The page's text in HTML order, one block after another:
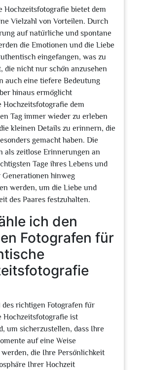
Hochzeitsfotografie bietet dem
Vielzahl von Vorteilen. Durch
auf natürliche und spontane
die Emotionen und die Liebe
eingefangen, was zu
die nicht nur schön anzusehen
auch eine tiefere Bedeutung
hinaus ermöglicht
Hochzeitsfotografie dem
Tag immer wieder zu erleben
kleinen Details zu erinnern, die
gemacht haben. Die
als zeitlose Erinnerungen an
Tage ihres Lebens und
Generationen hinweg
werden, um die Liebe und
des Paares festzuhalten.
ich den
Fotografen für
des richtigen Fotografen für
Hochzeitsfotografie ist
um sicherzustellen, dass Ihre
auf eine Weise
die Ihre Persönlichkeit
Ihrer Hochzeit